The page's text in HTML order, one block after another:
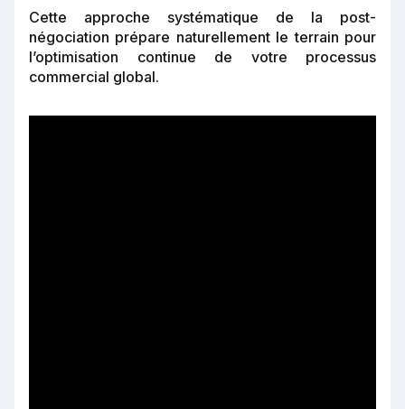
Cette approche systématique de la post-
négociation prépare naturellement le terrain pour
l’optimisation continue de votre processus
commercial global.